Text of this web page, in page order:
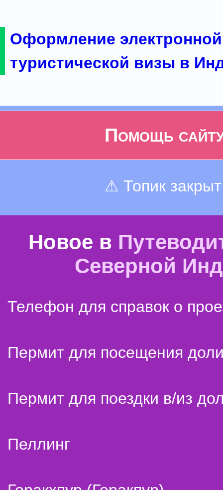
Оформление электронной
туристической визы в
Помощь
⚠ Топик закрыт
Новое в
Северной
Телефон для справок о
Пермит для посещения
Пермит для поездки в/из
Пеллинг